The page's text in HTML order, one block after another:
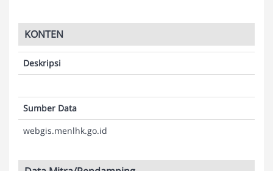
KONTEN
Deskripsi
Sumber Data
webgis.menlhk.go.id